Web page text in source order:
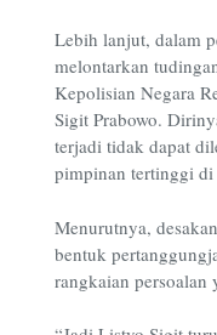
Lebih lanjut, dalam
melontarkan
Kepolisian Negara
Sigit Prabowo.
terjadi tidak dapat
pimpinan tertinggi di
Menurutnya,
bentuk
rangkaian persoalan